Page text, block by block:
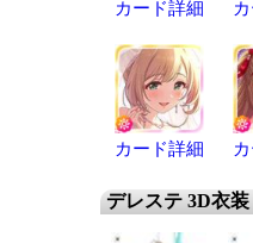
カード詳細
カード詳細
デレステ 3D衣装